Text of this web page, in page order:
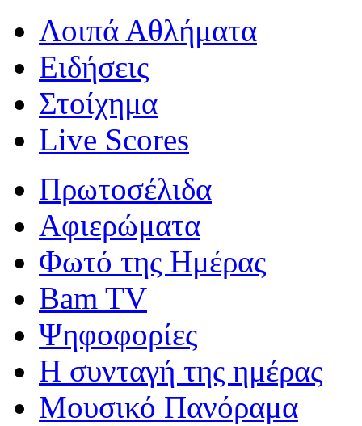
Λοιπά Αθλήματα
Ειδήσεις
Στοίχημα
Live Scores
Πρωτοσέλιδα
Αφιερώματα
Φωτό της Ημέρας
Bam TV
Ψηφοφορίες
Η συνταγή της ημέρας
Μουσικό Πανόραμα